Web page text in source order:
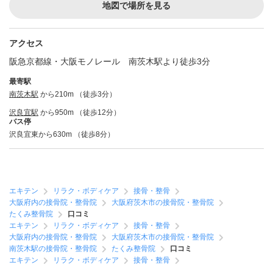
地図で場所を見る
アクセス
阪急京都線・大阪モノレール 南茨木駅より徒歩3分
最寄駅
南茨木駅 から210m （徒歩3分）
沢良宜駅 から950m （徒歩12分）
バス停
沢良宜東から630m （徒歩8分）
エキテン リラク・ボディケア
接骨・整骨
大阪府内の接骨院・整骨院
大阪府茨木市の接骨院・整骨院
たくみ整骨院
口コミ
エキテン
リラク・ボディケア
接骨・整骨
大阪府内の接骨院・整骨院
大阪府茨木市の接骨院・整骨院
南茨木駅の接骨院・整骨院
たくみ整骨院
口コミ
エキテン
リラク・ボディケア
接骨・整骨